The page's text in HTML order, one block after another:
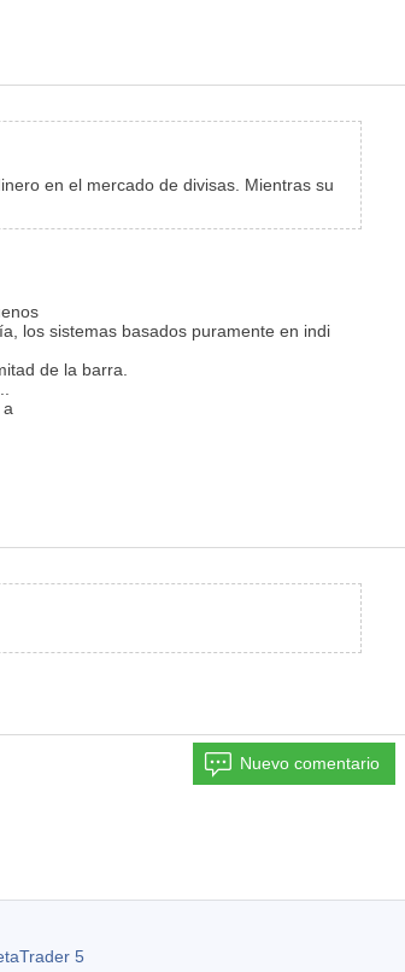
en el mercado de divisas. Mientras su
los sistemas basados puramente en indi
de la barra.
Nuevo comentario
5